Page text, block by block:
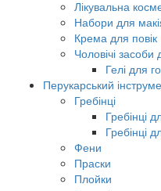
Лікувальна
Набори для
Крема для повік
Чоловічі засоби
Гелі для
Перукарський
Гребінці
Гребінці
Гребінці
Фени
Праски
Плойки